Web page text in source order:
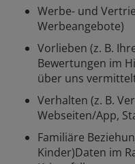
Werbe- und
Werbeangebote)
Vorlieben (z. B.
Bewertungen im
über uns
Verhalten (z. B.
Webseiten/App,
Familiäre
Kinder)Daten im